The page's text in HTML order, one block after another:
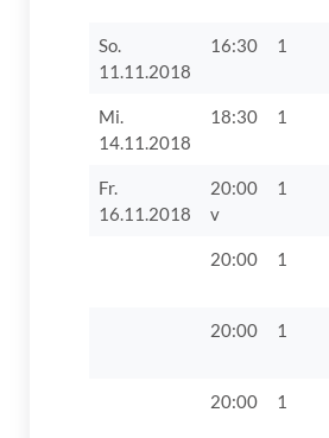
So.
11.11.2018
16:30 1
Mi.
14.11.2018
18:30 1
Fr.
16.11.2018
20:00
v
1
20:00 1
20:00 1
20:00 1